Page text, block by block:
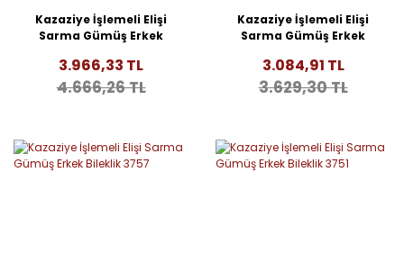
Kazaziye İşlemeli Elişi
Sarma Gümüş Erkek
3.966,33 TL
4.666,26 TL
Kazaziye İşlemeli Elişi
Sarma Gümüş Erkek
3.084,91 TL
3.629,30 TL